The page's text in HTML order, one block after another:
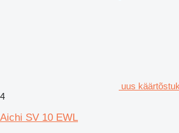
uus
4
Aichi SV 10 EWL